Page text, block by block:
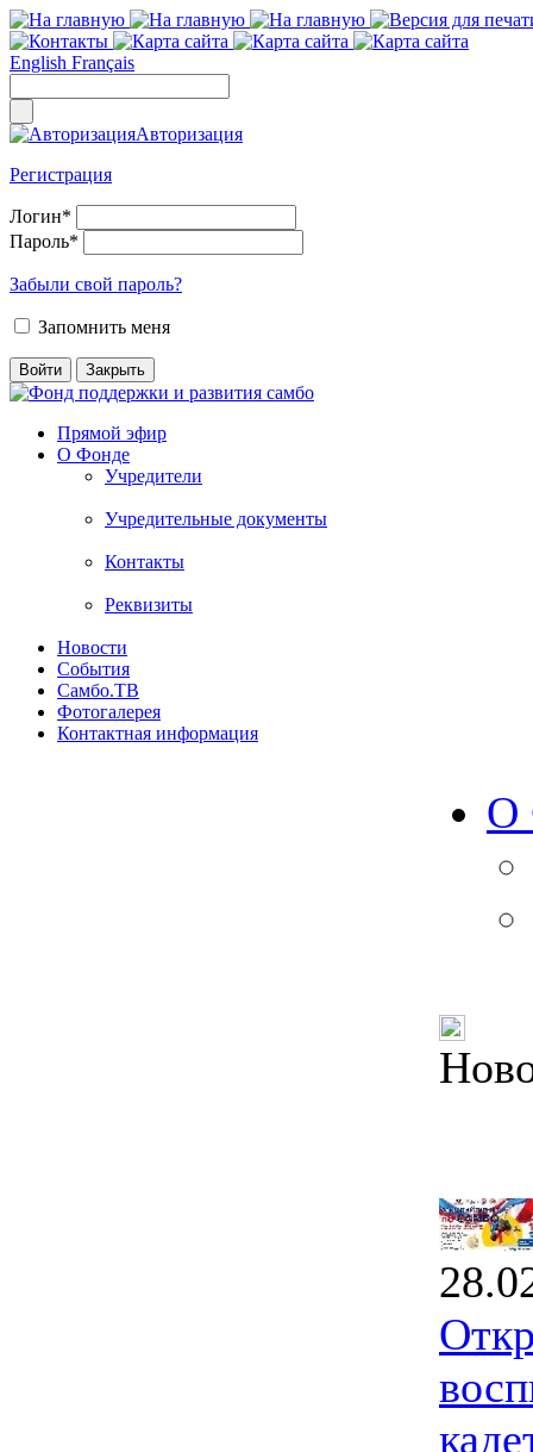
English Français
Авторизация
Регистрация
Логин*
Пароль*
Забыли свой пароль?
Запомнить меня
Прямой эфир
О Фонде
Учредители
Учредительные документы
Контакты
Реквизиты
Новости
События
Самбо.ТВ
Фотогалерея
Контактная информация
О